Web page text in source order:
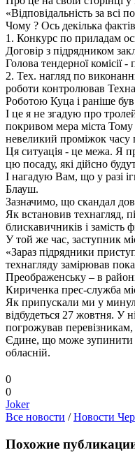
«Відповідальність за
Чому ? Ось декілька
1. Конкурс по приладам
Договір з підрядником
Голова тендерної комісії
2. Тех. нагляд по
роботи контролював
Роботою Куца і раніше
І це я не згадую про
покривом мера міста Тому
невеликий проміжок часу
Ця ситуація - це межа. Я
цю посаду, які дійсно
І нагадую Вам, що у разі
Блауш.
Зазначимо, що скандал
Як встановив технагляд,
блискавичників і замість
У той же час, заступник
«Зараз підрядники
технагляду замірював
Преображенську – в
Кириченка прес-служба
Як припускали ми у
відбудеться 27 жовтня. У
погрожував перевізникам,
Єдине, що може зупинити
обласній.
0
0
Joker
Все новости /Новости
Похожие